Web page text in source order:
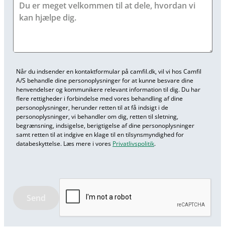
Når du indsender en kontaktformular på camfil.dk, vil vi hos Camfil
A/S behandle dine personoplysninger for at kunne besvare dine
henvendelser og kommunikere relevant information til dig. Du har
flere rettigheder i forbindelse med vores behandling af dine
personoplysninger, herunder retten til at få indsigt i de
personoplysninger, vi behandler om dig, retten til sletning,
begrænsning, indsigelse, berigtigelse af dine personoplysninger
samt retten til at indgive en klage til en tilsynsmyndighed for
databeskyttelse. Læs mere i vores Privatlivspolitik.